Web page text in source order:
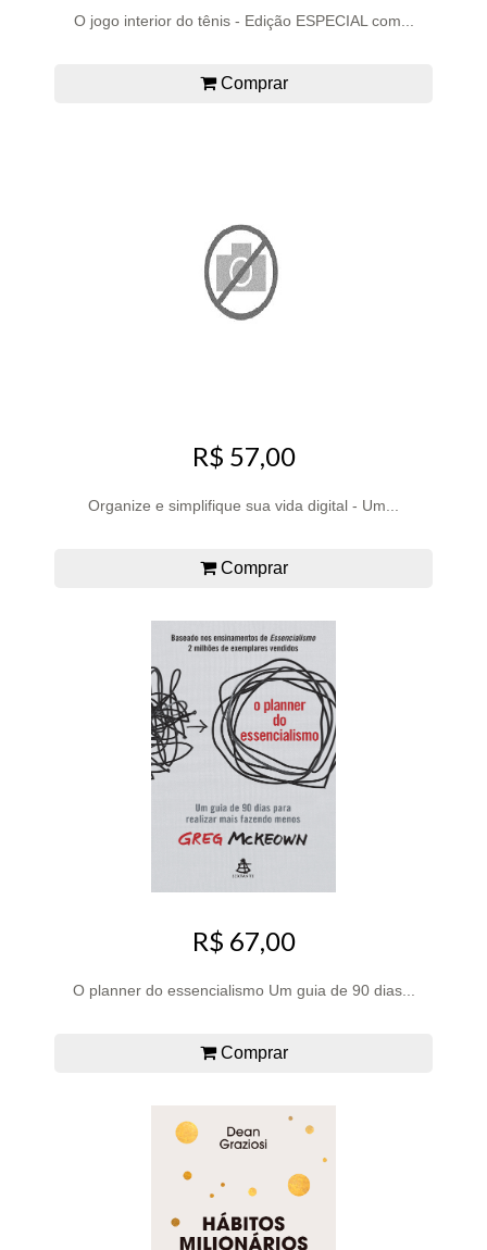
O jogo interior do tênis - Edição ESPECIAL com...
Comprar
R$ 57,00
Organize e simplifique sua vida digital - Um...
Comprar
R$ 67,00
O planner do essencialismo Um guia de 90 dias...
Comprar